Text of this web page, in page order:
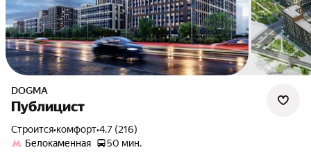
DOGMA
Публицист
Строится•комфорт•4.7 (216)
Белокаменная
50 мин.